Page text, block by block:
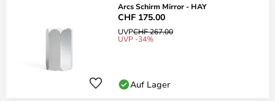
Arcs Schirm Mirror - HAY
CHF 175.00
UVPCHF 267.00
UVP -34%
Auf Lager